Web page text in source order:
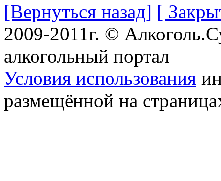
[Вернуться назад] [
2009-2011г. ©
алкогольный портал
Условия использования
размещённой на